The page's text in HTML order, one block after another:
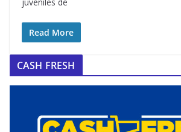
Read More
CASH FRESH